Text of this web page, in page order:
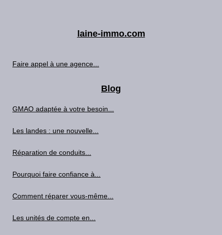
laine-immo.com
Faire appel à une agence...
Blog
GMAO adaptée à votre besoin...
Les landes : une nouvelle...
Réparation de conduits...
Pourquoi faire confiance à...
Comment réparer vous-même...
Les unités de compte en...